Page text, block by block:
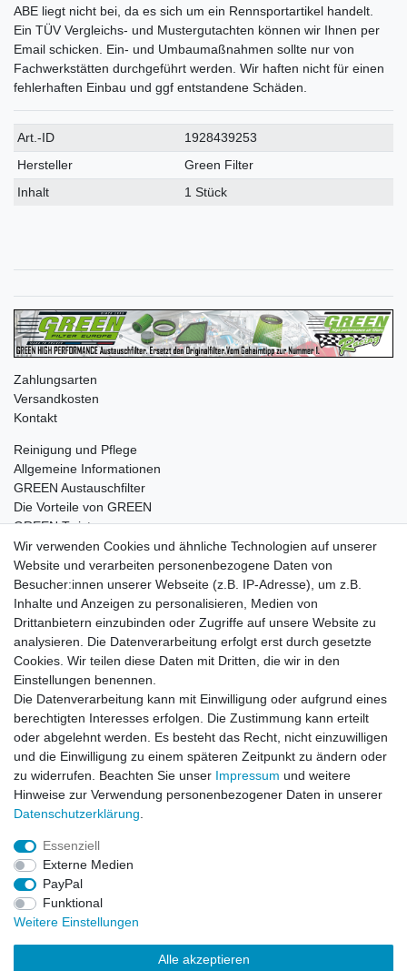
ABE liegt nicht bei, da es sich um ein Rennsportartikel handelt.
Ein TÜV Vergleichs- und Mustergutachten können wir Ihnen per
Email schicken. Ein- und Umbaumaßnahmen sollte nur von
Fachwerkstätten durchgeführt werden. Wir haften nicht für einen
fehlerhaften Einbau und ggf entstandene Schäden.
Technisches
Merkmal
Wert
Art.-ID
1928439253
Hersteller
Green Filter
Inhalt
1 Stück
Zahlungsarten
Versandkosten
Kontakt
Reinigung und Pflege
Allgemeine Informationen
GREEN Austauschfilter
Die Vorteile von GREEN
GREEN Twister
Impressum Daten­schutz­erklärung AGB
Barrierefreiheitserklärung Widerrufs­recht
Vertrag widerrufen Kontakt
© Copyright 2026 | Alle Rechte vorbehalten.
Wir verwenden Cookies und ähnliche Technologien auf unserer
Website und verarbeiten personenbezogene Daten von
Besucher:innen unserer Webseite (z.B. IP-Adresse), um z.B.
Inhalte und Anzeigen zu personalisieren, Medien von
Drittanbietern einzubinden oder Zugriffe auf unsere Website zu
analysieren. Die Datenverarbeitung erfolgt erst durch gesetzte
Cookies. Wir teilen diese Daten mit Dritten, die wir in den
Einstellungen benennen.
Die Datenverarbeitung kann mit Einwilligung oder aufgrund eines
berechtigten Interesses erfolgen. Die Zustimmung kann erteilt
oder abgelehnt werden. Es besteht das Recht, nicht einzuwilligen
und die Einwilligung zu einem späteren Zeitpunkt zu ändern oder
zu widerrufen. Beachten Sie unser Impressum und weitere
Hinweise zur Verwendung personenbezogener Daten in unserer
Daten­schutz­erklärung
Essenziell
Externe Medien
PayPal
Funktional
Weitere Einstellungen
Alle akzeptieren